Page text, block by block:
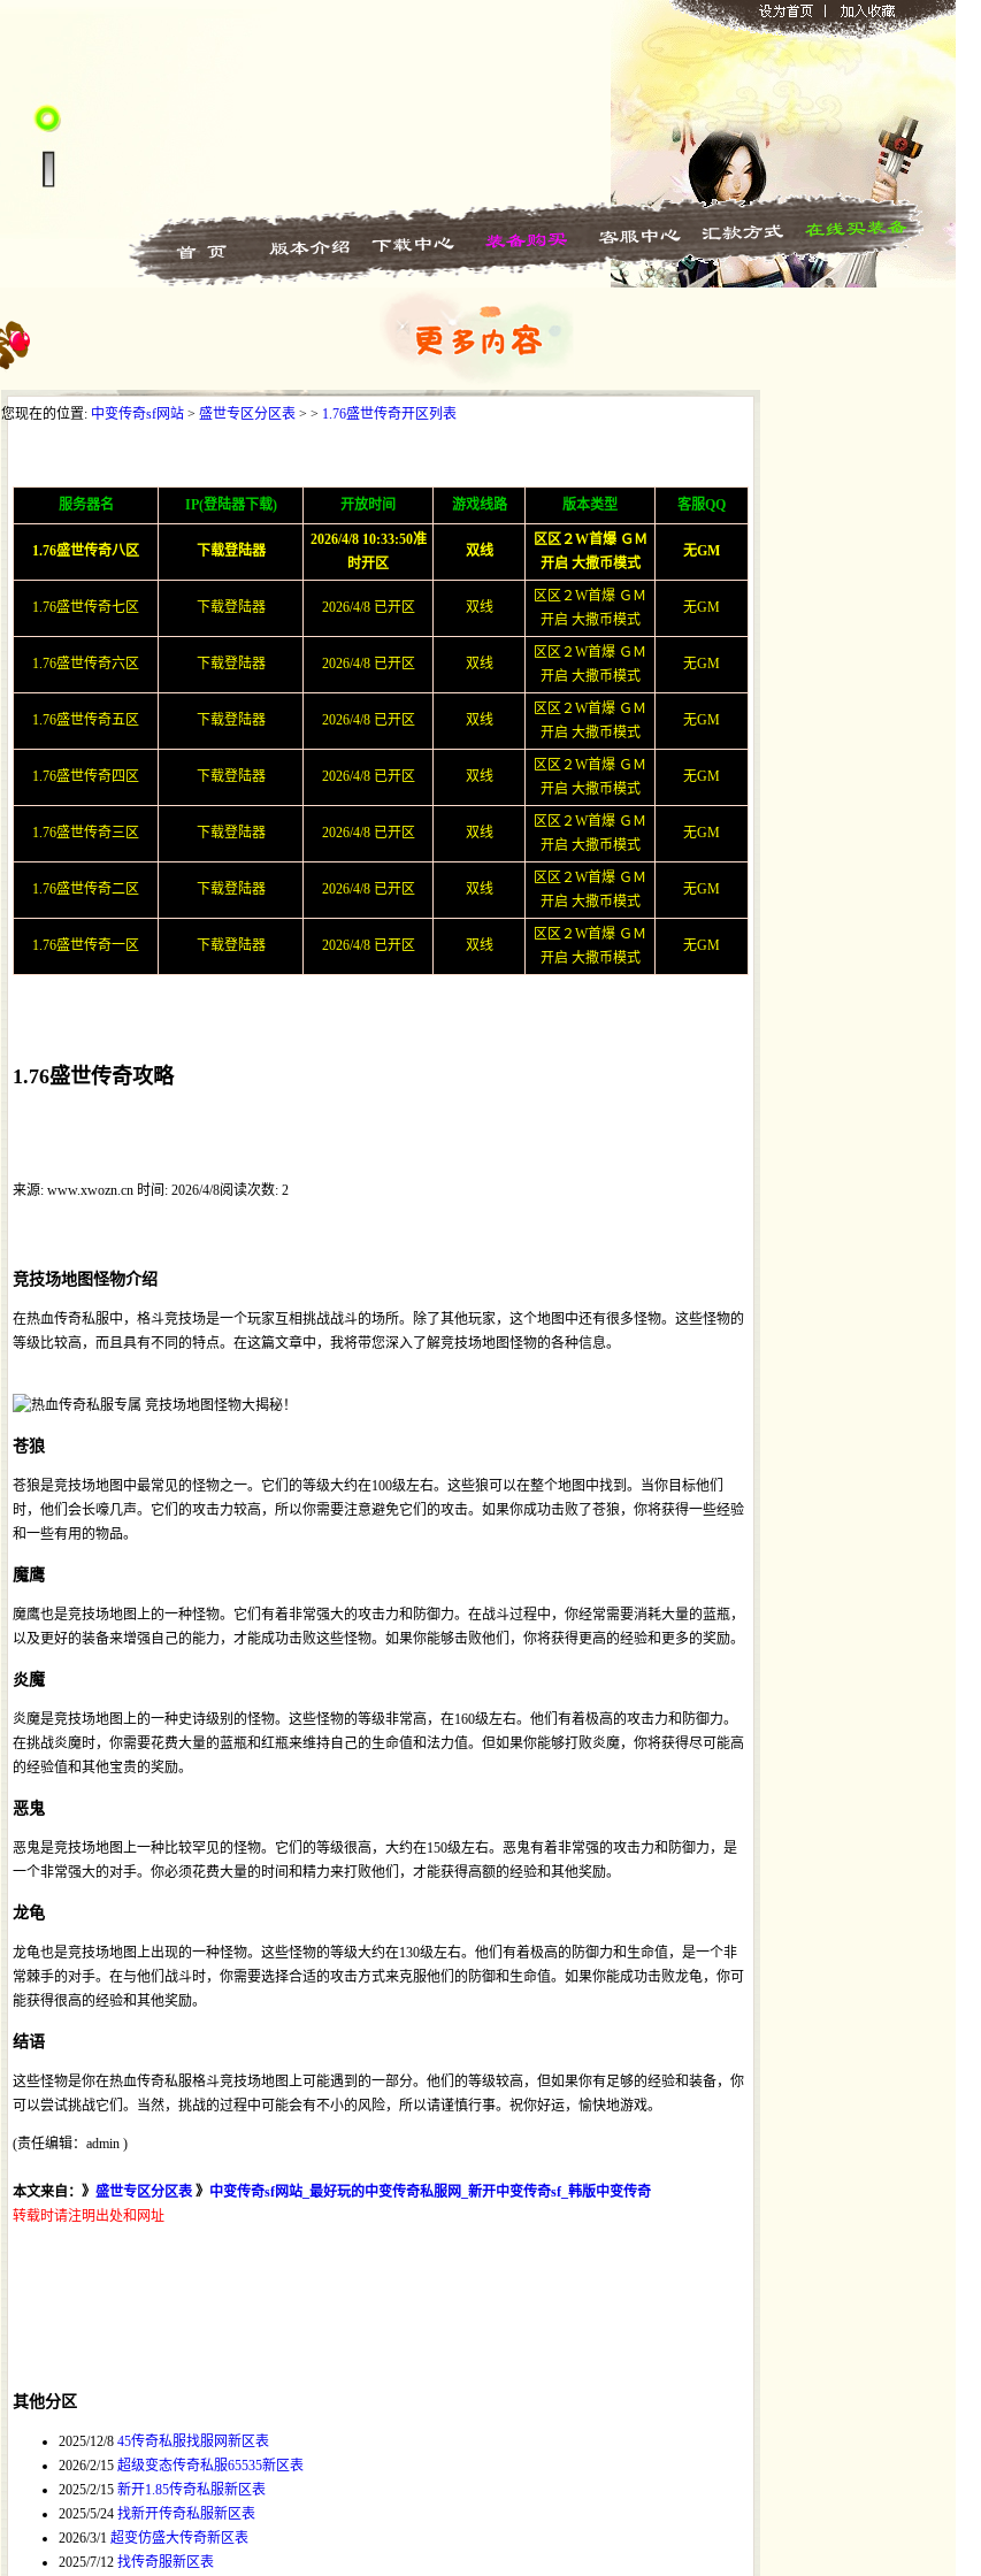
您现在的位置: 中变传奇sf网站 > 盛世专区分区表 > > 1.76盛世传奇开区列表
服务器名 IP(登陆器下载) 开放时间 游戏线路 版本类型 客服QQ
1.76盛世传奇八区 下载登陆器
2026/4/8 10:33:50准
时开区
双线
区区２W首爆 ＧＭ
开启 大撒币模式
无GM
1.76盛世传奇七区 下载登陆器 2026/4/8 已开区 双线
区区２W首爆 ＧＭ
开启 大撒币模式
无GM
1.76盛世传奇六区 下载登陆器 2026/4/8 已开区 双线
区区２W首爆 ＧＭ
开启 大撒币模式
无GM
1.76盛世传奇五区 下载登陆器 2026/4/8 已开区 双线
区区２W首爆 ＧＭ
开启 大撒币模式
无GM
1.76盛世传奇四区 下载登陆器 2026/4/8 已开区 双线
区区２W首爆 ＧＭ
开启 大撒币模式
无GM
1.76盛世传奇三区 下载登陆器 2026/4/8 已开区 双线
区区２W首爆 ＧＭ
开启 大撒币模式
无GM
1.76盛世传奇二区 下载登陆器 2026/4/8 已开区 双线
区区２W首爆 ＧＭ
开启 大撒币模式
无GM
1.76盛世传奇一区 下载登陆器 2026/4/8 已开区 双线
区区２W首爆 ＧＭ
开启 大撒币模式
无GM
1.76盛世传奇攻略
来源: www.xwozn.cn 时间: 2026/4/8阅读次数: 2
竞技场地图怪物介绍
在热血传奇私服中，格斗竞技场是一个玩家互相挑战战斗的场所。除了其他玩家，这个地图中还有很多怪物。这些怪物的
等级比较高，而且具有不同的特点。在这篇文章中，我将带您深入了解竞技场地图怪物的各种信息。
苍狼
苍狼是竞技场地图中最常见的怪物之一。它们的等级大约在100级左右。这些狼可以在整个地图中找到。当你目标他们
时，他们会长嚎几声。它们的攻击力较高，所以你需要注意避免它们的攻击。如果你成功击败了苍狼，你将获得一些经验
和一些有用的物品。
魔鹰
魔鹰也是竞技场地图上的一种怪物。它们有着非常强大的攻击力和防御力。在战斗过程中，你经常需要消耗大量的蓝瓶，
以及更好的装备来增强自己的能力，才能成功击败这些怪物。如果你能够击败他们，你将获得更高的经验和更多的奖励。
炎魔
炎魔是竞技场地图上的一种史诗级别的怪物。这些怪物的等级非常高，在160级左右。他们有着极高的攻击力和防御力。
在挑战炎魔时，你需要花费大量的蓝瓶和红瓶来维持自己的生命值和法力值。但如果你能够打败炎魔，你将获得尽可能高
的经验值和其他宝贵的奖励。
恶鬼
恶鬼是竞技场地图上一种比较罕见的怪物。它们的等级很高，大约在150级左右。恶鬼有着非常强的攻击力和防御力，是
一个非常强大的对手。你必须花费大量的时间和精力来打败他们，才能获得高额的经验和其他奖励。
龙龟
龙龟也是竞技场地图上出现的一种怪物。这些怪物的等级大约在130级左右。他们有着极高的防御力和生命值，是一个非
常棘手的对手。在与他们战斗时，你需要选择合适的攻击方式来克服他们的防御和生命值。如果你能成功击败龙龟，你可
能获得很高的经验和其他奖励。
结语
这些怪物是你在热血传奇私服格斗竞技场地图上可能遇到的一部分。他们的等级较高，但如果你有足够的经验和装备，你
可以尝试挑战它们。当然，挑战的过程中可能会有不小的风险，所以请谨慎行事。祝你好运，愉快地游戏。
(责任编辑：admin )
本文来自：》 盛世专区分区表 》 中变传奇sf网站_最好玩的中变传奇私服网_新开中变传奇sf_韩版中变传奇
转载时请注明出处和网址
其他分区
2025/12/8 45传奇私服找服网新区表
2026/2/15 超级变态传奇私服65535新区表
2025/2/15 新开1.85传奇私服新区表
2025/5/24 找新开传奇私服新区表
2026/3/1 超变仿盛大传奇新区表
2025/7/12 找传奇服新区表